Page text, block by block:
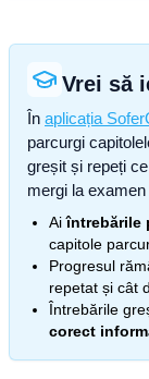
Vrei să
În aplicația
parcurgi
greșit și repeți
mergi la
Aiîntrebările
capitole
Progresul
repetat și cât
Întrebările
corect